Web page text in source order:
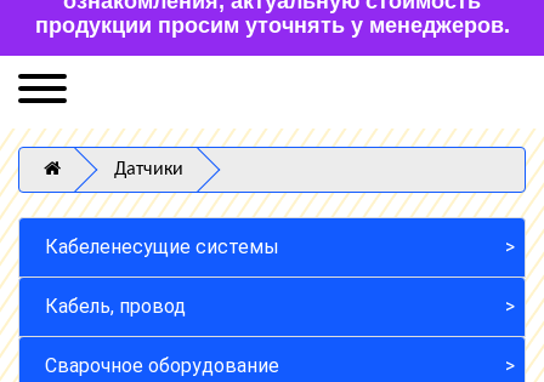
продукции просим уточнять у менеджеров.
Датчики
Кабеленесущие системы
Кабель, провод
Сварочное оборудование